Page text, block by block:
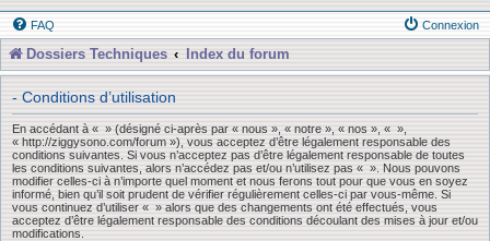
FAQ Connexion
Dossiers Techniques Index du forum
- Conditions d’utilisation
En accédant à « » (désigné ci-après par « nous », « notre », « nos », « »,
« http://ziggysono.com/forum »), vous acceptez d’être légalement responsable des
conditions suivantes. Si vous n’acceptez pas d’être légalement responsable de toutes
les conditions suivantes, alors n’accédez pas et/ou n’utilisez pas « ». Nous pouvons
modifier celles-ci à n’importe quel moment et nous ferons tout pour que vous en soyez
informé, bien qu’il soit prudent de vérifier régulièrement celles-ci par vous-même. Si
vous continuez d’utiliser « » alors que des changements ont été effectués, vous
acceptez d’être légalement responsable des conditions découlant des mises à jour et/ou
modifications.